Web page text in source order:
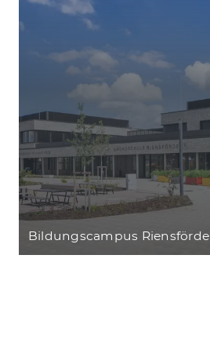
Bildungscampus Riensförde